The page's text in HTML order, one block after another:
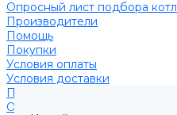
Опросный лист подбора
Производители
Помощь
Покупки
Условия оплаты
Условия доставки
Подобрать котёл
Опросный лист уличные котлы